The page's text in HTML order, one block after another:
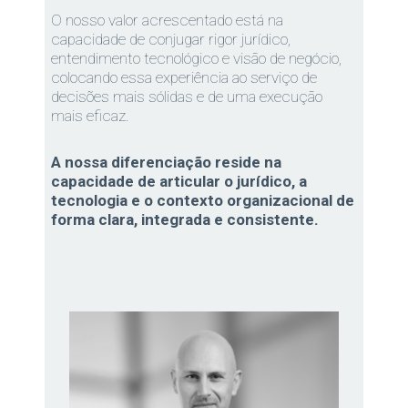
O nosso valor acrescentado está na
capacidade de conjugar rigor jurídico,
entendimento tecnológico e visão de negócio,
colocando essa experiência ao serviço de
decisões mais sólidas e de uma execução
mais eficaz.
A nossa diferenciação reside na
capacidade de articular o jurídico, a
tecnologia e o contexto organizacional de
forma clara, integrada e consistente.